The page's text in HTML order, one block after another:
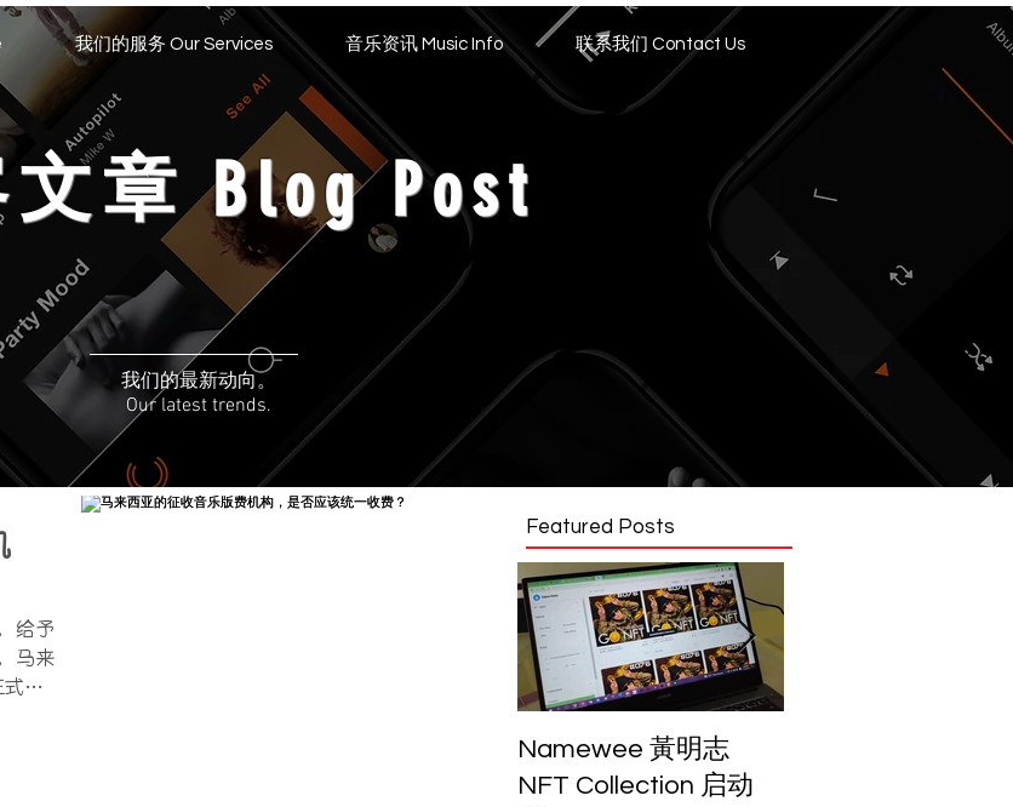
我们的服务 Our Services 音乐资讯 Music Info 联系我们 Contact Us
章 Blog Post
我们的最新动向。
Our latest trends.
给予
马来
解
Featured Posts
Namewee 黃明志
NFT Collection 启动